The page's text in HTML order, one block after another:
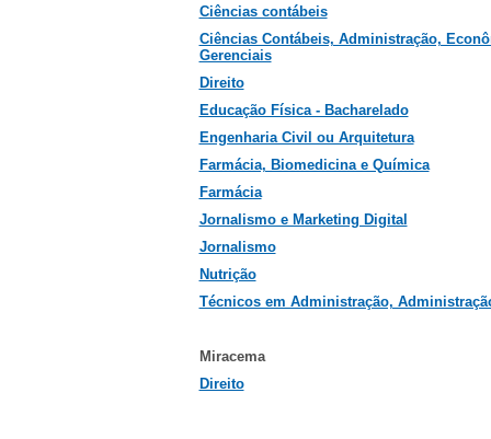
Ciências contábeis
Ciências Contábeis, Administração,
Gerenciais
Direito
Educação Física - Bacharelado
Engenharia Civil ou Arquitetura
Farmácia, Biomedicina e Química
Farmácia
Jornalismo e Marketing Digital
Jornalismo
Nutrição
Técnicos em Administração,
Miracema
Direito